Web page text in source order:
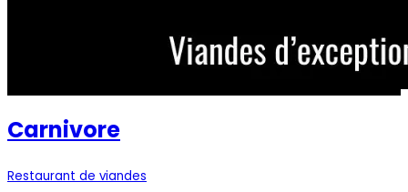
Carnivore
Restaurant de viandes